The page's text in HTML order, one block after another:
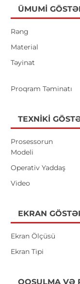
ÜMUMI
Rəng
Material
Təyinat
Proqram Təminatı
TEXNIKI
Prosessorun
Modeli
Operativ Yaddaş
Video
EKRAN
Ekran Ölçüsü
Ekran Tipi
QOŞULMA VƏ